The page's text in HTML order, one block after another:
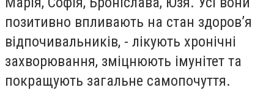
позитивно впливають на стан здоров’я
відпочивальників, - лікують хронічні
захворювання, зміцнюють імунітет та
покращують загальне самопочуття.